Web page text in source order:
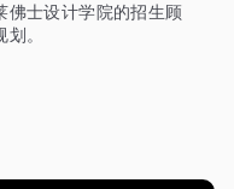
佛士设计学院的招生顾
。